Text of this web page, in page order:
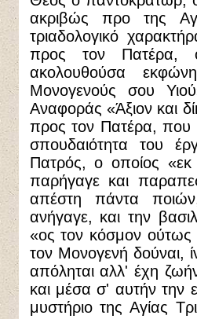
ακριβώς προ της
τριαδολογικό
προς τον Πατέρα,
ακολουθούσα
Μονογενούς σου
Αναφοράς «Άξιον και
προς τον Πατέρα, που
σπουδαιότητα του
Πατρός, ο οποίος «εκ
παρήγαγε και
απέστη πάντα
ανήγαγε, και την
«ος τον κόσμον
τον Μονογενή δούναι,
απόληται αλλ' έχη
και μέσα σ' αυτήν την
μυστήριο της Αγίας